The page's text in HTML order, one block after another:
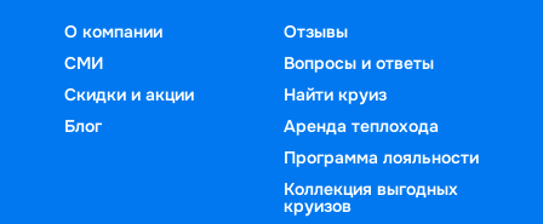
О компании
СМИ
Скидки и акции
Блог
Отзывы
Вопросы и ответы
Найти круиз
Аренда теплохода
Программа лояльности
Коллекция выгодных
круизов